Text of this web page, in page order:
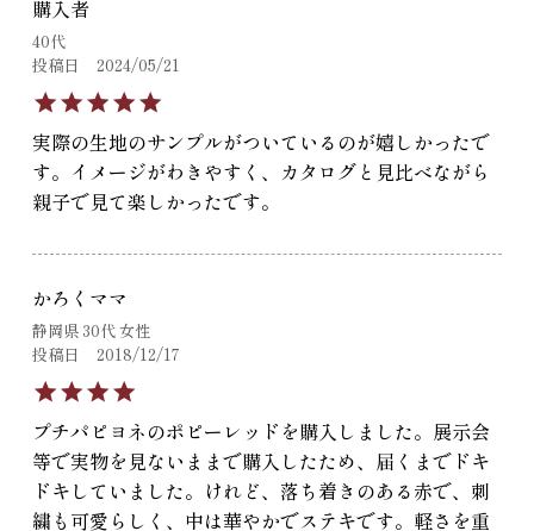
購入者
40代
投稿日
2024/05/21
実際の生地のサンプルがついているのが嬉しかったで
す。イメージがわきやすく、カタログと見比べながら
親子で見て楽しかったです。
かろくママ
静岡県 30代女性
投稿日
2018/12/17
プチパピヨネのポピーレッドを購入しました。展示会
等で実物を見ないままで購入したため、届くまでドキ
ドキしていました。けれど、落ち着きのある赤で、刺
繍も可愛らしく、中は華やかでステキです。軽さを重